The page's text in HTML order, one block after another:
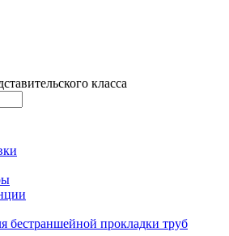
класса
бестраншейной прокладки труб